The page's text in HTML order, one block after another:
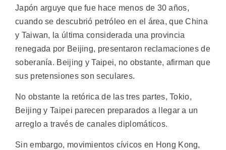
Japón arguye que fue hace menos de 30 años,
cuando se descubrió petróleo en el área, que China
y Taiwan, la última considerada una provincia
renegada por Beijing, presentaron reclamaciones de
soberanía. Beijing y Taipei, no obstante, afirman que
sus pretensiones son seculares.
No obstante la retórica de las tres partes, Tokio,
Beijing y Taipei parecen preparados a llegar a un
arreglo a través de canales diplomáticos.
Sin embargo, movimientos cívicos en Hong Kong,